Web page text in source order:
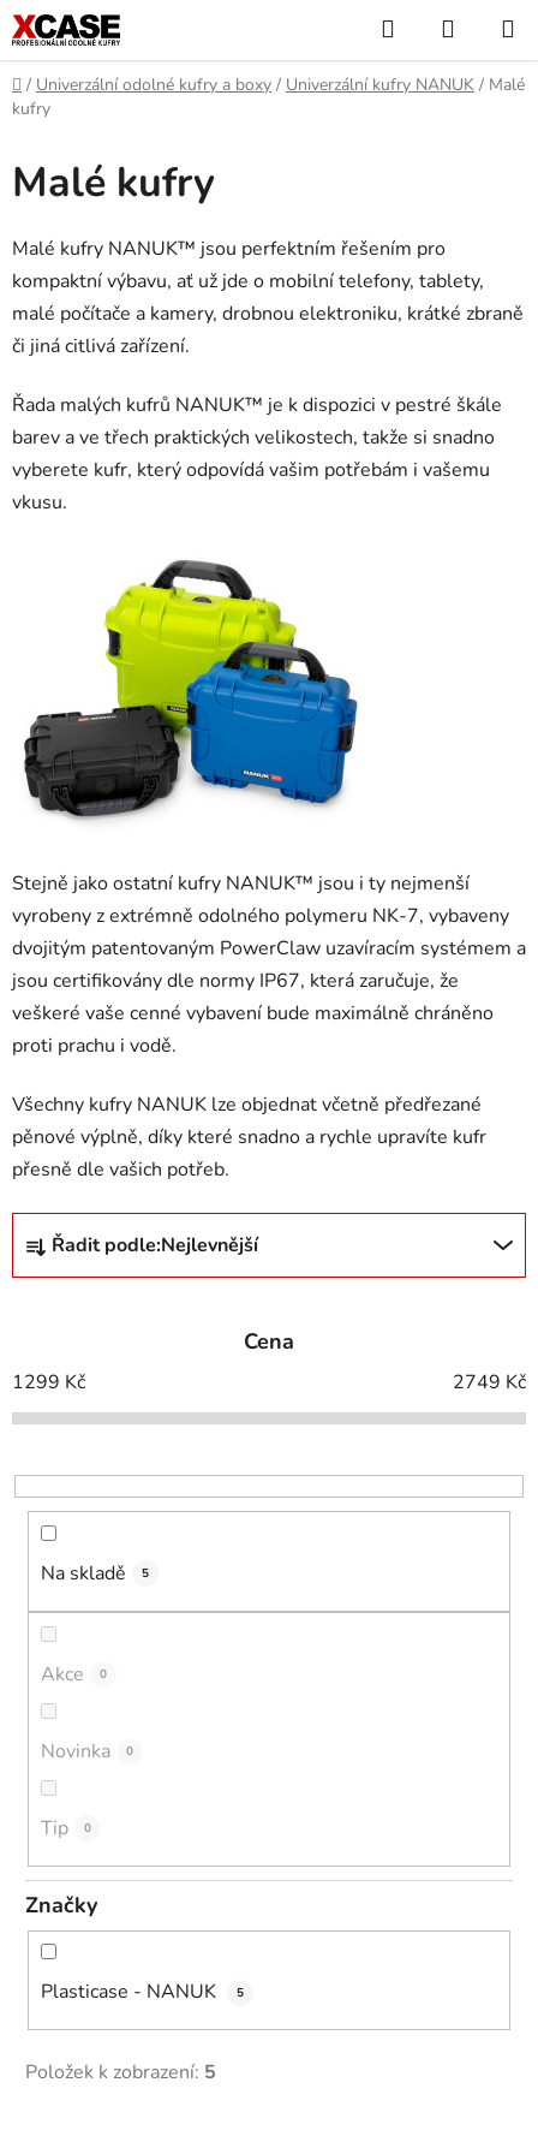
Přejít
na
obsah
Hledat
KOŠÍK
Domů
/ Univerzální odolné kufry a boxy / Univerzální kufry NANUK / Malé
kufry
Malé kufry
Malé kufry NANUK™ jsou perfektním řešením pro
kompaktní výbavu, ať už jde o mobilní telefony, tablety,
malé počítače a kamery, drobnou elektroniku, krátké zbraně
či jiná citlivá zařízení.
Řada malých kufrů NANUK™ je k dispozici v pestré škále
barev a ve třech praktických velikostech, takže si snadno
vyberete kufr, který odpovídá vašim potřebám i vašemu
vkusu.
Stejně jako ostatní kufry NANUK™ jsou i ty nejmenší
vyrobeny z extrémně odolného polymeru NK-7, vybaveny
dvojitým patentovaným PowerClaw uzavíracím systémem a
jsou certifikovány dle normy IP67, která zaručuje, že
veškeré vaše cenné vybavení bude maximálně chráněno
proti prachu i vodě.
Všechny kufry NANUK lze objednat včetně předřezané
pěnové výplně, díky které snadno a rychle upravíte kufr
přesně dle vašich potřeb.
Ř
z
í
p
o
d
Řadit podle:Nejlevnější
Cena
1299 Kč 2749 Kč
Na skladě 5
Akce 0
Novinka 0
Tip 0
Značky
Plasticase - NANUK 5
Položek k zobrazení: 5